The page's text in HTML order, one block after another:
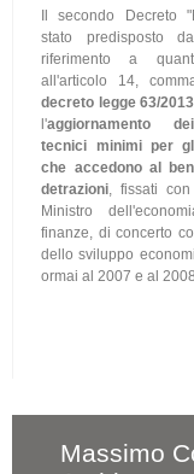
Il secondo Decreto
stato predisposto
riferimento a
all'articolo 14,
decreto legge 63/2013
l'aggiornamento
tecnici minimi per
che accedono al
detrazioni, fissati con
Ministro
finanze, di concerto
dello sviluppo
ormai al 2007 e al
Massimo